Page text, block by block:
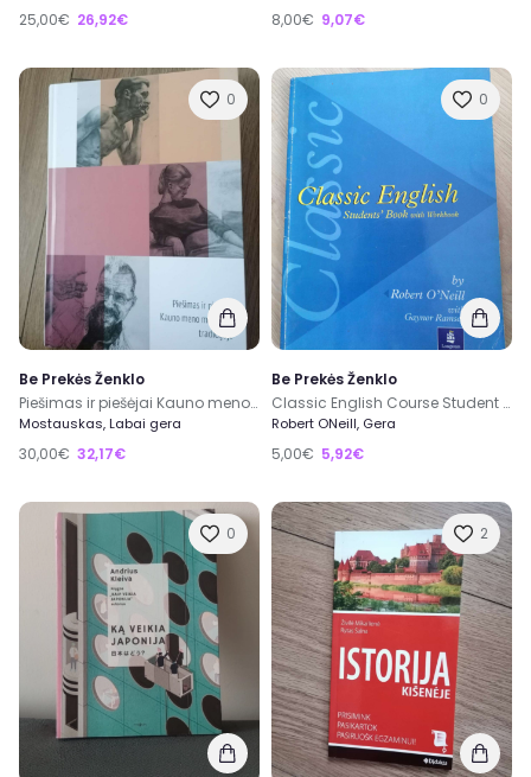
25,00€ 26,92€ 8,00€ 9,07€
0
Be Prekės Ženklo
Piešimas ir piešėjai Kauno meno mokyklos tradicijoje
Mostauskas, Labai gera
30,00€ 32,17€
0
Be Prekės Ženklo
Classic English Course Student Book
Robert ONeill, Gera
5,00€ 5,92€
0 2